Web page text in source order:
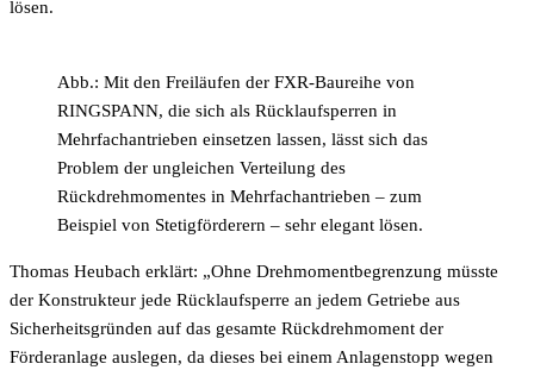
lösen.
Abb.: Mit den Freiläufen der FXR-Baureihe von
RINGSPANN, die sich als Rücklaufsperren in
Mehrfachantrieben einsetzen lassen, lässt sich das
Problem der ungleichen Verteilung des
Rückdrehmomentes in Mehrfachantrieben – zum
Beispiel von Stetigförderern – sehr elegant lösen.
Thomas Heubach erklärt: „Ohne Drehmomentbegrenzung müsste
der Konstrukteur jede Rücklaufsperre an jedem Getriebe aus
Sicherheitsgründen auf das gesamte Rückdrehmoment der
Förderanlage auslegen, da dieses bei einem Anlagenstopp wegen